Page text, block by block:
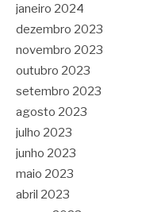
janeiro 2024
dezembro 2023
novembro 2023
outubro 2023
setembro 2023
agosto 2023
julho 2023
junho 2023
maio 2023
abril 2023